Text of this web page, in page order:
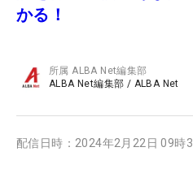
かる！
所属ALBA Net編集部
ALBA Net編集部 / ALBA Net
配信日時： 2024年2月22日 09時